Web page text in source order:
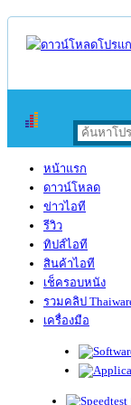
หน้าแรก
ดาวน์โหลด
ข่าวไอที
รีวิว
ทิปส์ไอที
สินค้าไอที
เช็ครอบหนัง
รวมคลิป
เครื่องมือ